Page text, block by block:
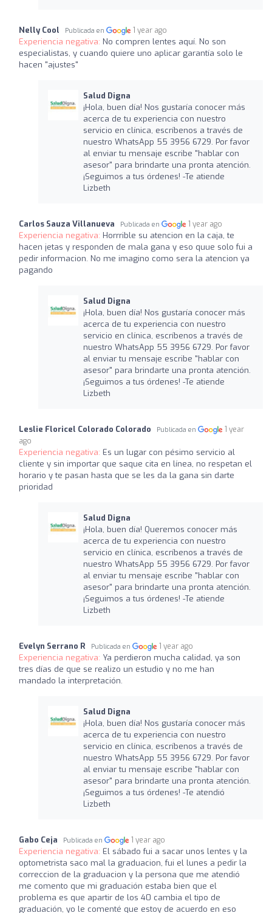
Nelly Cool Publicada en 1 year ago
Experiencia negativa: No compren lentes aquí. No son
especialistas, y cuando quiere uno aplicar garantía solo le
hacen "ajustes"
Salud Digna
¡Hola, buen día! Nos gustaría conocer más
acerca de tu experiencia con nuestro
servicio en clínica, escríbenos a través de
nuestro WhatsApp 55 3956 6729. Por favor
al enviar tu mensaje escribe "hablar con
asesor" para brindarte una pronta atención.
¡Seguimos a tus órdenes! -Te atiende
Lizbeth
Carlos Sauza Villanueva Publicada en 1 year ago
Experiencia negativa: Horrrible su atencion en la caja, te
hacen jetas y responden de mala gana y eso quue solo fui a
pedir informacion. No me imagino como sera la atencion ya
pagando
Salud Digna
¡Hola, buen día! Nos gustaría conocer más
acerca de tu experiencia con nuestro
servicio en clínica, escríbenos a través de
nuestro WhatsApp 55 3956 6729. Por favor
al enviar tu mensaje escribe "hablar con
asesor" para brindarte una pronta atención.
¡Seguimos a tus órdenes! -Te atiende
Lizbeth
Leslie Floricel Colorado Colorado Publicada en
1 year
ago
Experiencia negativa: Es un lugar con pésimo servicio al
cliente y sin importar que saque cita en línea, no respetan el
horario y te pasan hasta que se les da la gana sin darte
prioridad
Salud Digna
¡Hola, buen día! Queremos conocer más
acerca de tu experiencia con nuestro
servicio en clínica, escríbenos a través de
nuestro WhatsApp 55 3956 6729. Por favor
al enviar tu mensaje escribe "hablar con
asesor" para brindarte una pronta atención.
¡Seguimos a tus órdenes! -Te atiende
Lizbeth
Evelyn Serrano R Publicada en 1 year ago
Experiencia negativa: Ya perdieron mucha calidad, ya son
tres días de que se realizo un estudio y no me han
mandado la interpretación.
Salud Digna
¡Hola, buen día! Nos gustaría conocer más
acerca de tu experiencia con nuestro
servicio en clínica, escríbenos a través de
nuestro WhatsApp 55 3956 6729. Por favor
al enviar tu mensaje escribe "hablar con
asesor" para brindarte una pronta atención.
¡Seguimos a tus órdenes! -Te atendió
Lizbeth
Gabo Ceja Publicada en 1 year ago
Experiencia negativa: El sábado fui a sacar unos lentes y la
optometrista saco mal la graduacion, fui el lunes a pedir la
correccion de la graduacion y la persona que me atendió
me comento que mi graduación estaba bien que el
problema es que apartir de los 40 cambia el tipo de
graduación, yo le comenté que estoy de acuerdo en eso